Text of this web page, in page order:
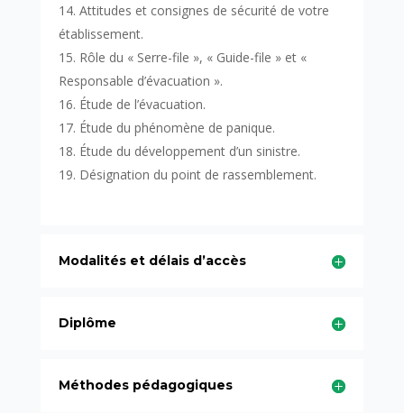
Attitudes et consignes de sécurité de votre
établissement.
Rôle du « Serre-file », « Guide-file » et «
Responsable d’évacuation ».
Étude de l’évacuation.
Étude du phénomène de panique.
Étude du développement d’un sinistre.
Désignation du point de rassemblement.
Modalités et délais d’accès
Diplôme
Méthodes pédagogiques